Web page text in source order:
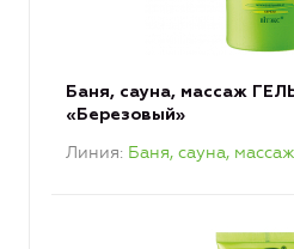
Баня, сауна, массаж
«Березовый»
Линия Баня, сауна, массаж